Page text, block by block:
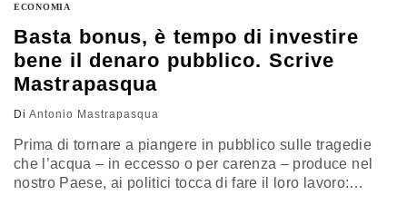
ECONOMIA
Basta bonus, è tempo di investire
bene il denaro pubblico. Scrive
Mastrapasqua
Di Antonio Mastrapasqua
Prima di tornare a piangere in pubblico sulle tragedie
che l’acqua – in eccesso o per carenza – produce nel
nostro Paese, ai politici tocca di fare il loro lavoro: